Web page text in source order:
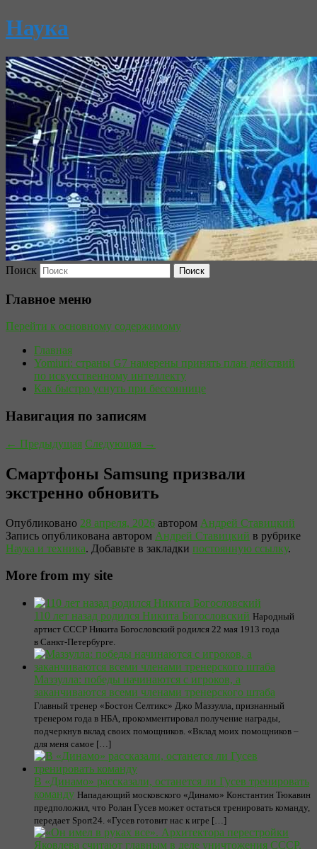
Наука
Поиск
Главное меню
Перейти к основному содержимому
Главная
Yomiuri: страны G7 намерены принять план действий
по искусственному интеллекту
Как быстро уснуть при бессоннице
Навигация по записям
← Предыдущая Следующая →
Смартфоны Samsung призвали
экстренно обновить
Опубликовано 28 апреля, 2026 автором Андрей Ставицкий
Запись опубликована автором Андрей Ставицкий в рубрике
Наука и техника. Добавьте в закладки постоянную ссылку.
More from my site
110 лет назад родился Никита Богословский Народный
артист СССР Никита Богословский родился 22 мая 1913 года
в Санкт-Петербурге.
Маззулла: победы начинаются с игроков, а
заканчиваются всеми членами тренерского штаба
Главный тренер «Бостон Селтикс» Джо Маззулла, признанный
тренером года в НБА, прокомментировал получение награды,
подчеркнув вклад своих помощников. «Вклад моих помощников –
для меня самое […]
В «Динамо» рассказали, останется ли Гусев тренировать
команду Нападающий московского «Динамо» Константин Тюкавин
предположил, что Ролан Гусев может остаться тренировать команду,
передает Sport24. «Гусев готовит нас к игре […]